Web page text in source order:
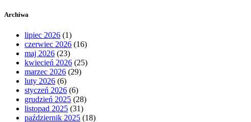
Archiwa
lipiec 2026 (1)
czerwiec 2026 (16)
maj 2026 (23)
kwiecień 2026 (25)
marzec 2026 (29)
luty 2026 (6)
styczeń 2026 (6)
grudzień 2025 (28)
listopad 2025 (31)
październik 2025 (18)